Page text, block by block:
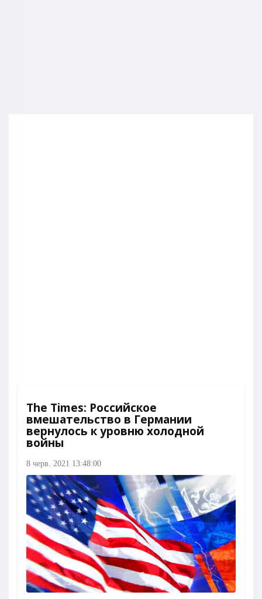
The Times: Российское
вмешательство в Германии
вернулось к уровню холодной
войны
8 черв. 2021 13:48:00